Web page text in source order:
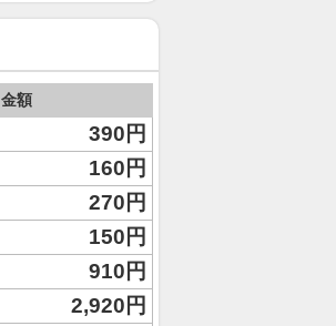
金額
390円
160円
270円
150円
910円
2,920円